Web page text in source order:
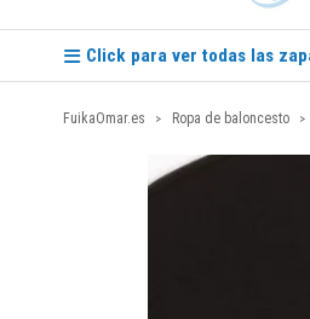
Click para ver todas las
FuikaOmar.es Ropa de baloncesto